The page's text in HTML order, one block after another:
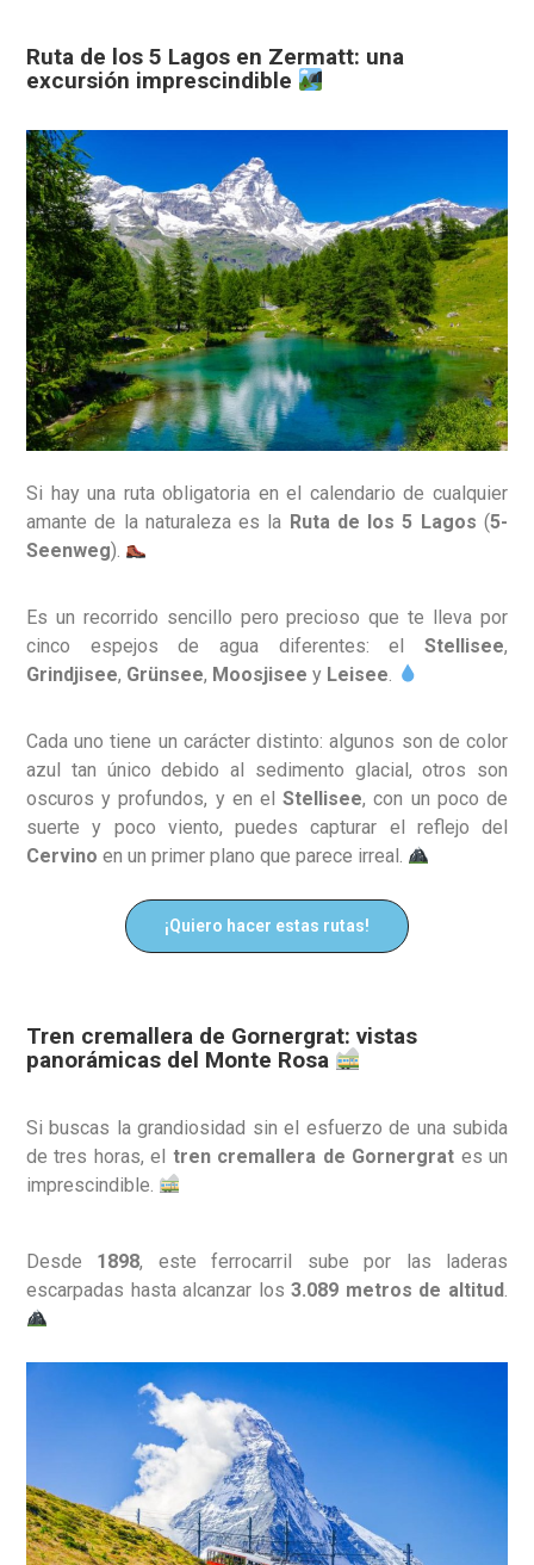
Ruta de los 5 Lagos en Zermatt: una
excursión imprescindible
Si hay una ruta obligatoria en el calendario de cualquier
amante de la naturaleza es la Ruta de los 5 Lagos (5-
Seenweg).
Es un recorrido sencillo pero precioso que te lleva por
cinco espejos de agua diferentes: el Stellisee,
Grindjisee, Grünsee, Moosjisee y Leisee
Cada uno tiene un carácter distinto: algunos son de color
azul tan único debido al sedimento glacial, otros son
oscuros y profundos, y en elStellisee, con un poco de
suerte y poco viento, puedes capturar el reflejo del
Cervino en un primer plano que parece irreal.
¡Quiero hacer estas rutas!
Tren cremallera de Gornergrat: vistas
panorámicas del Monte Rosa
Si buscas la grandiosidad sin el esfuerzo de una subida
de tres horas, el tren cremallera de Gornergrat es un
imprescindible.
Desde 1898, este ferrocarril sube por las laderas
escarpadas hasta alcanzar los3.089 metros de altitud